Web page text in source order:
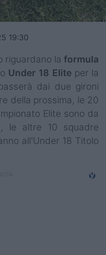
19:30
riguardano la formula
Under 18 Elite per la
dai due gironi
della prossima, le 20
Elite sono da
le altre 10 squadre
all'Under 18 Titolo